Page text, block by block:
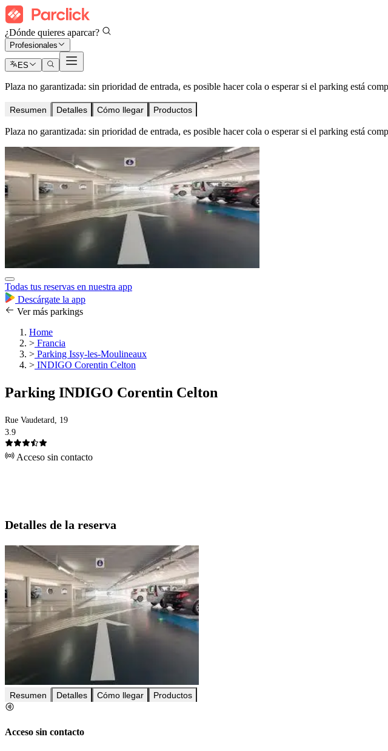
¿Dónde quieres aparcar?
Profesionales
ES
Plaza no garantizada: sin prioridad de entrada, es posible hacer cola o esperar si el parking está
Resumen Detalles Cómo llegar Productos
Plaza no garantizada: sin prioridad de entrada, es posible hacer cola o esperar si el parking está
Todas tus reservas en nuestra app
Descárgate la app
Ver más parkings
Home
> Francia
> Parking Issy-les-Moulineaux
> INDIGO Corentin Celton
Parking INDIGO Corentin Celton
Rue Vaudetard, 19
3.9
Acceso sin contacto
Detalles de la reserva
Resumen Detalles Cómo llegar Productos
Acceso sin contacto